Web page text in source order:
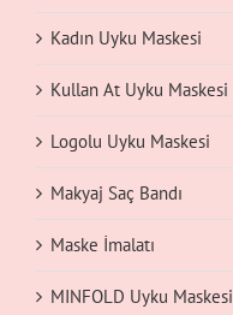
Kadın Uyku Maskesi
Kullan At Uyku Maskesi
Logolu Uyku Maskesi
Makyaj Saç Bandı
Maske İmalatı
MINFOLD Uyku Maskesi